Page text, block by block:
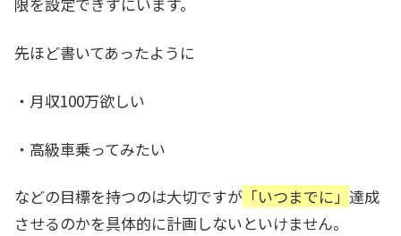
先ほど書いてあったように
・月収100万欲しい
・高級車乗ってみたい
などの目標を持つのは大切ですが 「いつまでに」 達成
させるのかを具体的に計画しないといけません。